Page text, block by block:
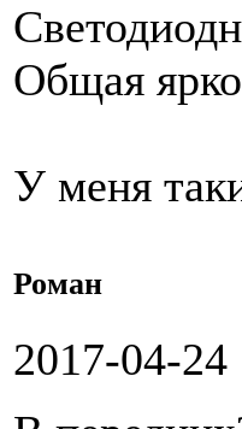
Общая
У меня
Роман
2017-04-24